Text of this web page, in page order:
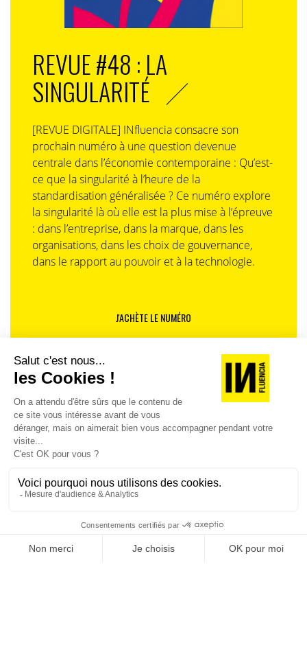
REVUE #48 : LA
SINGULARITÉ
[REVUE DIGITALE] INfluencia consacre son
prochain numéro à une question devenue
centrale dans l’économie contemporaine : Qu’est-
ce que la singularité à l’heure de la
standardisation généralisée ? Ce numéro explore
la singularité là où elle est la plus mise à l’épreuve
: dans l’entreprise, dans la marque, dans les
organisations, dans les choix de gouvernance,
dans le rapport au pouvoir et à la technologie.
J'ACHÈTE LE NUMÉRO
JE M'ABONNE 1 AN - 4 NUM.
JE DÉCOUVRE LES NUMÉROS PRÉCÉDENTS
Je suis déjà abonné(e) :
version digitale